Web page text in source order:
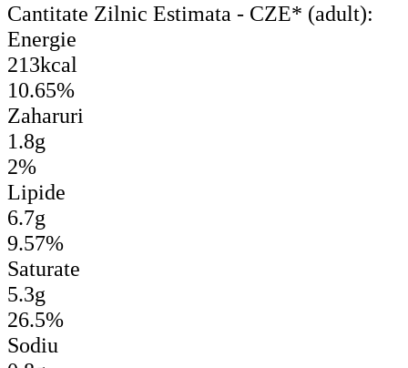
Cantitate Zilnic Estimata - CZE* (adult):
Energie
213kcal
10.65%
Zaharuri
1.8g
2%
Lipide
6.7g
9.57%
Saturate
5.3g
26.5%
Sodiu